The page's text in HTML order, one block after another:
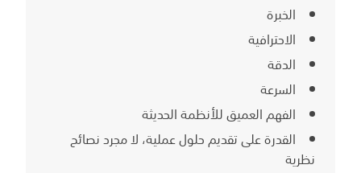
الخبرة
الاحترافية
الدقة
السرعة
الفهم العميق للأنظمة الحديثة
القدرة على تقديم حلول عملية، لا مجرد نصائح
نظرية